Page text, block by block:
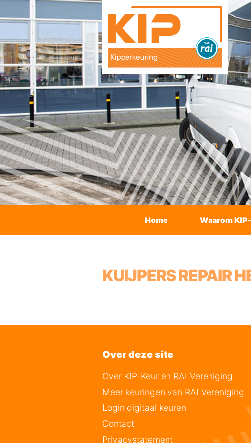
Home Waarom
KUIJPERS REPAIR
Over deze site
Over KIP-Keur en RAI Vereniging
Meer keuringen van RAI Vereniging
Login digitaal keuren
Contact
Privacystatement